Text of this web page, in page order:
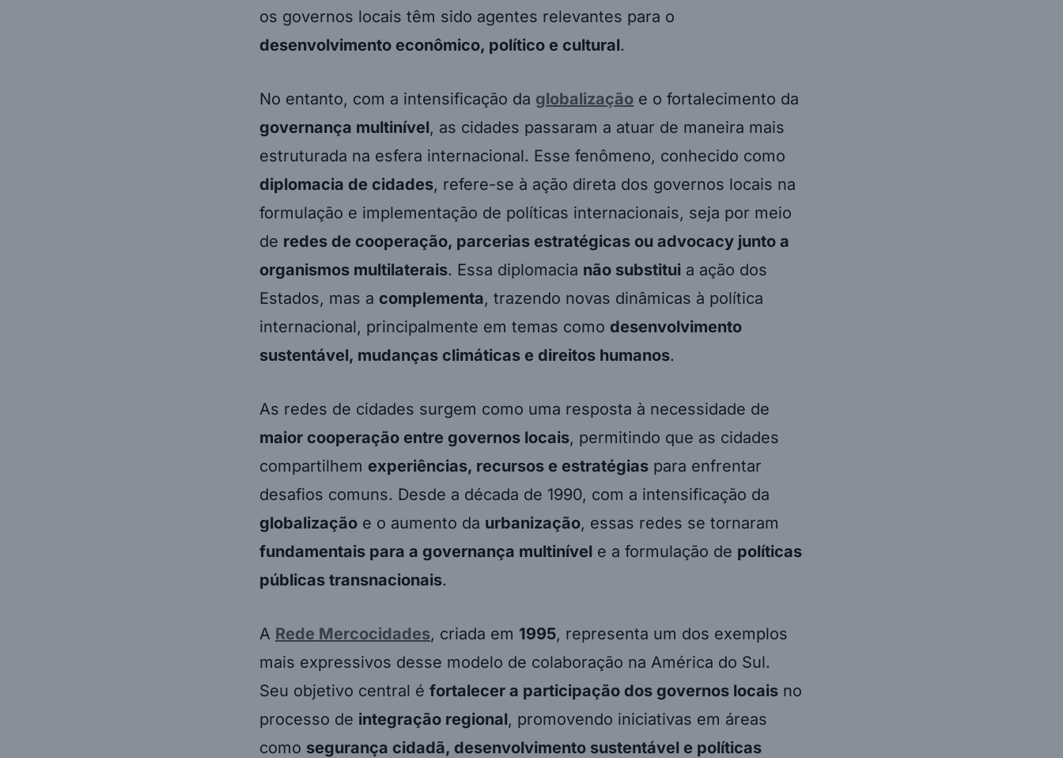
os governos locais têm sido agentes relevantes para o
desenvolvimento econômico, político e cultural.
No entanto, com a intensificação da globalização e o fortalecimento da
governança multinível, as cidades passaram a atuar de maneira mais
estruturada na esfera internacional. Esse fenômeno, conhecido como
diplomacia de cidades, refere-se à ação direta dos governos locais na
formulação e implementação de políticas internacionais, seja por meio
de redes de cooperação, parcerias estratégicas ou advocacy junto a
organismos multilaterais. Essa diplomacia não substitui a ação dos
Estados, mas a complementa, trazendo novas dinâmicas à política
internacional, principalmente em temas como desenvolvimento
sustentável, mudanças climáticas e direitos humanos.
As redes de cidades surgem como uma resposta à necessidade de
maior cooperação entre governos locais, permitindo que as cidades
compartilhem experiências, recursos e estratégias para enfrentar
desafios comuns. Desde a década de 1990, com a intensificação da
globalização e o aumento da urbanização, essas redes se tornaram
fundamentais para a governança multinível e a formulação de políticas
públicas transnacionais.
A Rede Mercocidades, criada em 1995, representa um dos exemplos
mais expressivos desse modelo de colaboração na América do Sul.
Seu objetivo central é fortalecer a participação dos governos locais no
processo de integração regional, promovendo iniciativas em áreas
como segurança cidadã, desenvolvimento sustentável e políticas